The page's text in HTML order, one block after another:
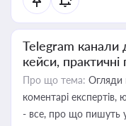
Telegram канали
кейси, практичні
Про що тема: Огляди
коментарі експертів,
- все, про що пишуть у